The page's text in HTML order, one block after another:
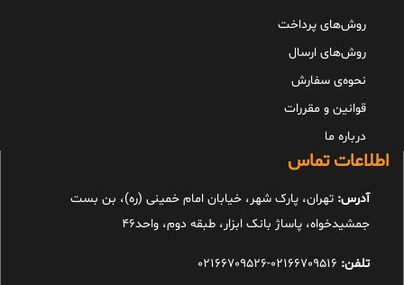
روش‌های پرداخت
روش‌های ارسال
نحوه‌ی سفارش
قوانین و مقررات
درباره ما
اطلاعات تماس
آدرس: تهران، پارک شهر، خیابان امام خمینی (ره)، بن بست
جمشیدخواه، پاساژ بانک ابزار، طبقه دوم، واحد46
تلفن: